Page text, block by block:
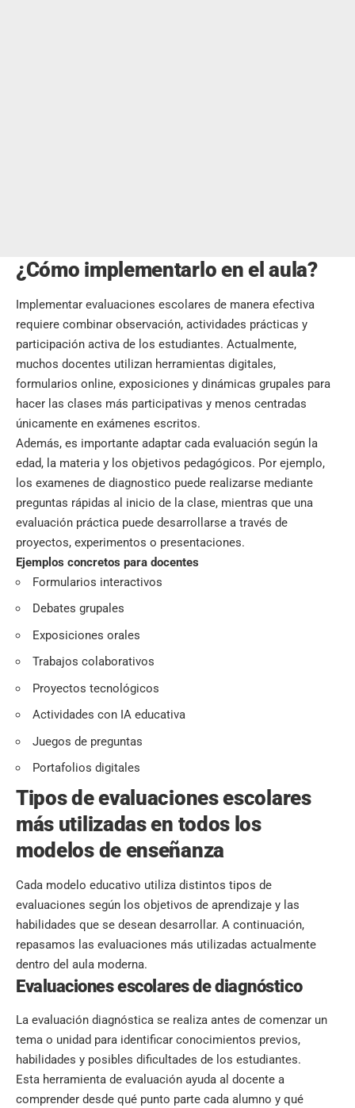
¿Cómo implementarlo en el aula?
Implementar evaluaciones escolares de manera efectiva
requiere combinar observación, actividades prácticas y
participación activa de los estudiantes. Actualmente,
muchos docentes utilizan herramientas digitales,
formularios online, exposiciones y dinámicas grupales para
hacer las clases más participativas y menos centradas
únicamente en exámenes escritos.
Además, es importante adaptar cada evaluación según la
edad, la materia y los objetivos pedagógicos. Por ejemplo,
los examenes de diagnostico puede realizarse mediante
preguntas rápidas al inicio de la clase, mientras que una
evaluación práctica puede desarrollarse a través de
proyectos, experimentos o presentaciones.
Ejemplos concretos para docentes
Formularios interactivos
Debates grupales
Exposiciones orales
Trabajos colaborativos
Proyectos tecnológicos
Actividades con IA educativa
Juegos de preguntas
Portafolios digitales
Tipos de evaluaciones escolares
más utilizadas en todos los
modelos de enseñanza
Cada modelo educativo utiliza distintos tipos de
evaluaciones según los objetivos de aprendizaje y las
habilidades que se desean desarrollar. A continuación,
repasamos las evaluaciones más utilizadas actualmente
dentro del aula moderna.
Evaluaciones escolares de diagnóstico
La evaluación diagnóstica se realiza antes de comenzar un
tema o unidad para identificar conocimientos previos,
habilidades y posibles dificultades de los estudiantes.
Esta herramienta de evaluación ayuda al docente a
comprender desde qué punto parte cada alumno y qué